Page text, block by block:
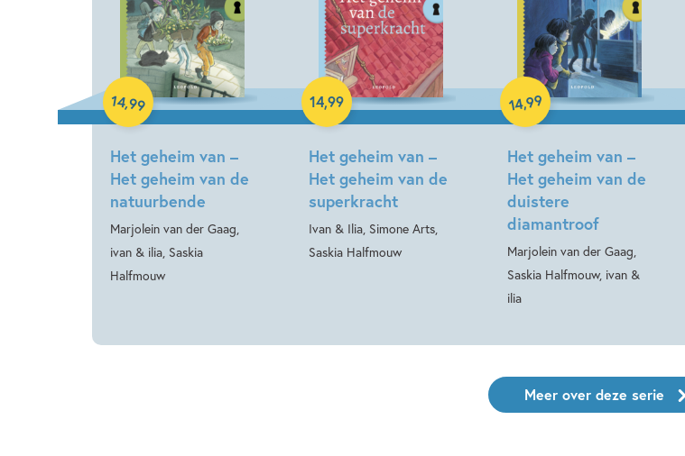
Het geheim van –
Het geheim van de
natuurbende
Marjolein van der Gaag,
ivan & ilia, Saskia
Halfmouw
14,99
Hardcover
Het geheim van –
Het geheim van de
superkracht
Ivan & Ilia, Simone Arts,
Saskia Halfmouw
14,99
Hardcover
Het geheim van –
Het geheim van de
duistere
diamantroof
Marjolein van der Gaag,
Saskia Halfmouw, ivan &
ilia
14,99
Hardcover
Meer over deze serie